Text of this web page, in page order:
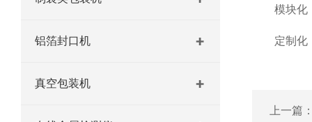
模块化：
定制化：
上一篇
铝箔封口机
真空包装机